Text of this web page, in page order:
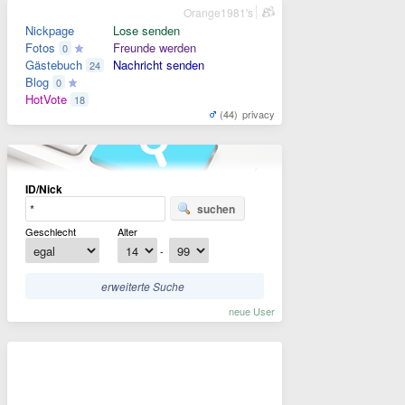
Nickpage
Fotos 0
Gästebuch 24
Blog 0
HotVote 18
Lose senden
Freunde werden
Nachricht senden
(44) privacy
Orange1981's
ID/Nick
suchen
Geschlecht
Alter
-
erweiterte Suche
neue User